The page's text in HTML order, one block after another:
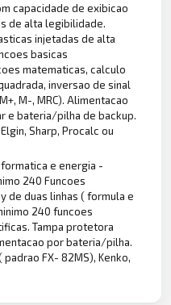
capacidade de exibicao
de alta legibilidade.
injetadas de alta
basicas
matematicas, calculo
inversao de sinal
M-, MRC). Alimentacao
e bateria/pilha de backup.
Sharp, Procalc ou
e energia -
240 Funcoes
de duas linhas ( formula e
240 funcoes
Tampa protetora
por bateria/pilha.
padrao FX- 82MS), Kenko,